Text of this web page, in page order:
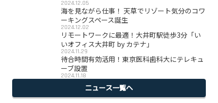
2024.12.05
海を見ながら仕事！ 天草でリゾート気分のコワ
ーキングスペース誕生
2024.12.02
リモートワークに最適！大井町駅徒歩3分「い
いオフィス大井町 by カテナ」
2024.11.29
待合時間有効活用！東京医科歯科大にテレキュ
ーブ設置
2024.11.18
ニュース一覧へ